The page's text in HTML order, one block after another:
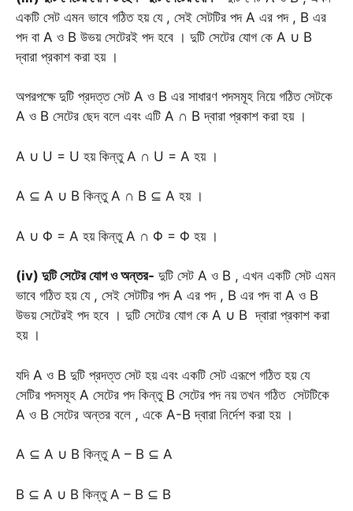
একটি সেট এমন ভাবে গঠিত হয় যে , সেই সেটটির পদ A এর পদ , B এর
পদ বা A ও B উভয় সেটেরই পদ হবে । দুটি সেটের যোগ কে A ∪ B
দ্বারা প্রকাশ করা হয় ।
অপরপক্ষে দুটি প্রদত্ত সেট A ও B এর সাধারণ পদসমূহ নিয়ে গঠিত সেটকে
A ও B সেটের ছেদ বলে এবং এটি A ∩ B দ্বারা প্রকাশ করা হয় ।
A ∪ U = U হয় কিন্তু A ∩ U = A হয় ।
A ⊆ A ∪ B কিন্তু A ∩ B ⊆ A হয় ।
A ∪ Φ = A হয় কিন্তু A ∩ Φ = Φ হয় ।
(iv) দুটি সেটের যোগ ও অন্তর- দুটি সেট A ও B , এখন একটি সেট এমন
ভাবে গঠিত হয় যে , সেই সেটটির পদ A এর পদ , B এর পদ বা A ও B
উভয় সেটেরই পদ হবে । দুটি সেটের যোগ কে A ∪ B দ্বারা প্রকাশ করা
হয় ।
যদি A ও B দুটি প্রদত্ত সেট হয় এবং একটি সেট এরূপে গঠিত হয় যে
সেটির পদসমূহ A সেটের পদ কিন্তু B সেটের পদ নয় তখন গঠিত সেটটিকে
A ও B সেটের অন্তর বলে , একে A-B দ্বারা নির্দেশ করা হয় ।
A ⊆ A ∪ B কিন্তু A – B ⊆ A
B ⊆ A ∪ B কিন্তু A – B ⊆ B